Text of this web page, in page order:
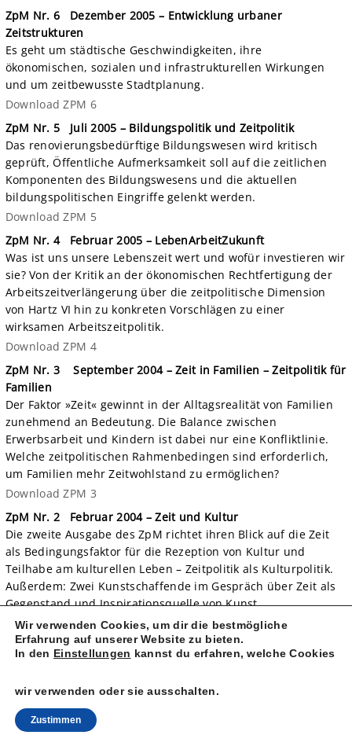
ZpM Nr. 6 Dezember 2005 – Entwicklung urbaner
Zeitstrukturen
Es geht um städtische Geschwindigkeiten, ihre
ökonomischen, sozialen und infrastrukturellen Wirkungen
und um zeitbewusste Stadtplanung.
Download ZPM 6
ZpM Nr. 5 Juli 2005 – Bildungspolitik und Zeitpolitik
Das renovierungsbedürftige Bildungswesen wird kritisch
geprüft, Öffentliche Aufmerksamkeit soll auf die zeitlichen
Komponenten des Bildungswesens und die aktuellen
bildungspolitischen Eingriffe gelenkt werden.
Download ZPM 5
ZpM Nr. 4 Februar 2005 – LebenArbeitZukunft
Was ist uns unsere Lebenszeit wert und wofür investieren wir
sie? Von der Kritik an der ökonomischen Rechtfertigung der
Arbeitszeitverlängerung über die zeitpolitische Dimension
von Hartz VI hin zu konkreten Vorschlägen zu einer
wirksamen Arbeitszeitpolitik.
Download ZPM 4
ZpM Nr. 3 September 2004 – Zeit in Familien – Zeitpolitik für
Familien
Der Faktor »Zeit« gewinnt in der Alltagsrealität von Familien
zunehmend an Bedeutung. Die Balance zwischen
Erwerbsarbeit und Kindern ist dabei nur eine Konfliktlinie.
Welche zeitpolitischen Rahmenbedingen sind erforderlich,
um Familien mehr Zeitwohlstand zu ermöglichen?
Download ZPM 3
ZpM Nr. 2 Februar 2004 – Zeit und Kultur
Die zweite Ausgabe des ZpM richtet ihren Blick auf die Zeit
als Bedingungsfaktor für die Rezeption von Kultur und
Teilhabe am kulturellen Leben – Zeitpolitik als Kulturpolitik.
Außerdem: Zwei Kunstschaffende im Gespräch über Zeit als
Gegenstand und Inspirationsquelle von Kunst.
Download ZPM 2
ZpM Nr. 1 September 2003 – Die Welt ist voller Zeitpolitik
Ein neues Medium stellt sich vor: Das Zeitpolitische Magazin
Wir verwenden Cookies, um dir die bestmögliche
Erfahrung auf unserer Website zu bieten.
In den Einstellungen kannst du erfahren, welche Cookies
wir verwenden oder sie ausschalten.
Zustimmen